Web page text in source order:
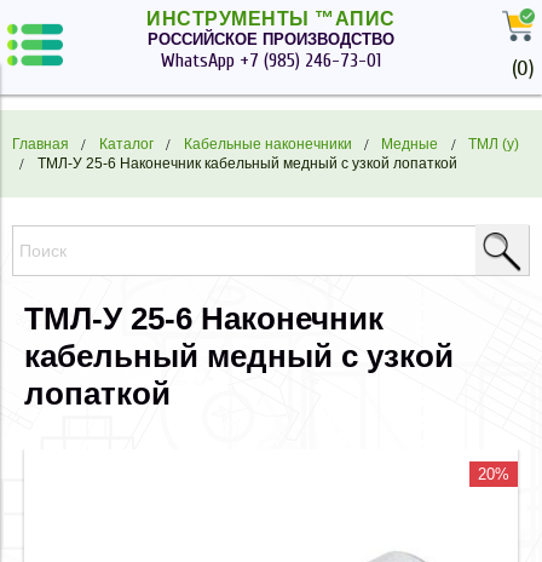
ИНСТРУМЕНТЫ ™АПИС
РОССИЙСКОЕ ПРОИЗВОДСТВО
WhatsApp +7 (985) 246-73-01 (0)
Главная Каталог Кабельные наконечники Медные
ТМЛ (у)
ТМЛ-У 25-6 Наконечник кабельный медный с узкой лопаткой
ТМЛ-У 25-6 Наконечник
кабельный медный с узкой
лопаткой
20%